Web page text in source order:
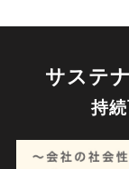
サステ
持